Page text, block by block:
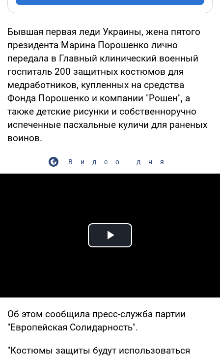
Бывшая первая леди Украины, жена пятого
президента Марина Порошенко лично
передала в Главный клинический военный
госпиталь 200 защитных костюмов для
медработников, купленных на средства
Фонда Порошенко и компании "Рошен", а
также детские рисунки и собственноручно
испеченные пасхальные куличи для раненых
воинов.
Видео дня
Play Video
Об этом сообщила пресс-служба партии
"Европейская Солидарность".
"Костюмы защиты будут использоваться